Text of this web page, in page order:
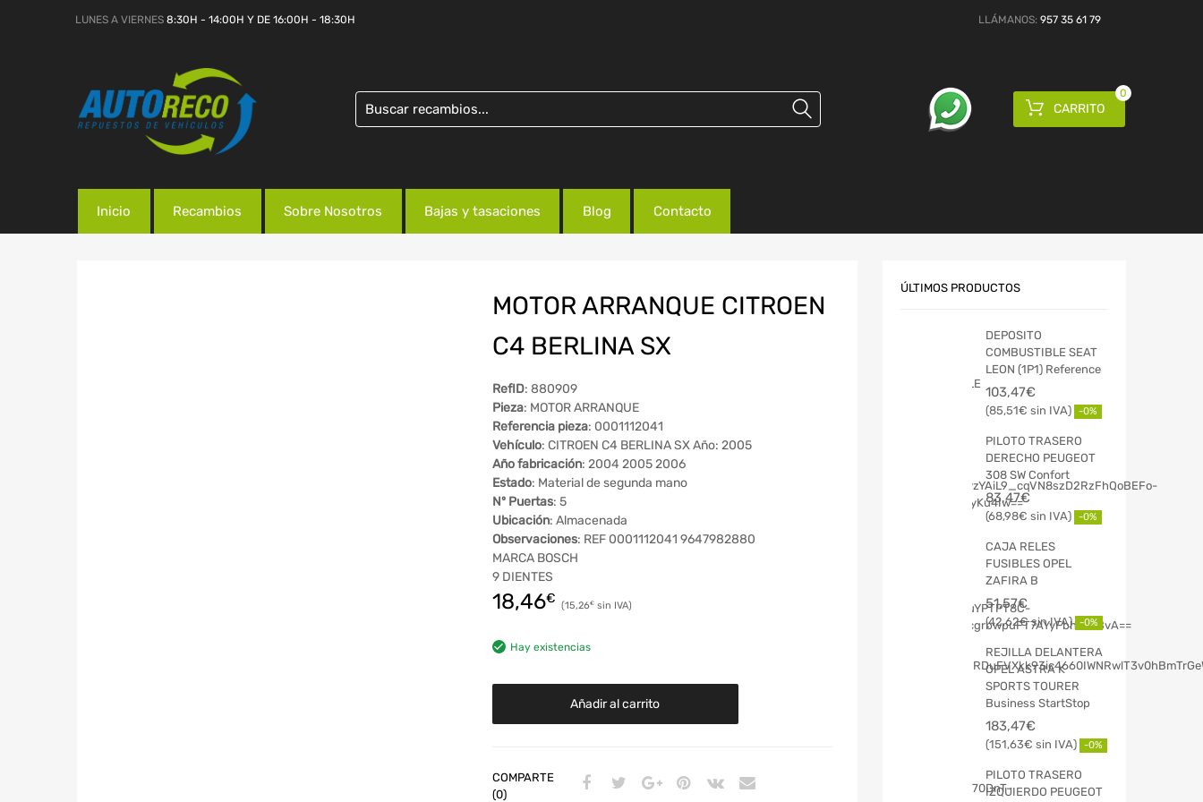
LUNES A VIERNES 8:30H - 14:00H Y DE 16:00H - 18:30H LLÁMANOS: 957 35 61 79
CARRITO
0
Inicio Recambios Sobre Nosotros Bajas y tasaciones Blog Contacto
MOTOR ARRANQUE CITROEN
C4 BERLINA SX
RefID: 880909
Pieza: MOTOR ARRANQUE
Referencia pieza: 0001112041
Vehículo: CITROEN C4 BERLINA SX Año: 2005
Año fabricación: 2004 2005 2006
Estado: Material de segunda mano
Nº Puertas: 5
Ubicación: Almacenada
Observaciones: REF 0001112041 9647982880
MARCA BOSCH
9 DIENTES
18,46€ 15,26€
Hay existencias
Añadir al carrito
COMPARTE
(0)
ÚLTIMOS PRODUCTOS
DEPOSITO
COMBUSTIBLE SEAT
LEON (1P1) Reference
103,47€
85,51€ -0%
PILOTO TRASERO
DERECHO PEUGEOT
308 SW Confort
83,47€
68,98€ -0%
CAJA RELES
FUSIBLES OPEL
ZAFIRA B
51,57€
42,62€ -0%
REJILLA DELANTERA
OPEL ASTRA K
SPORTS TOURER
Business StartStop
183,47€
151,63€ -0%
PILOTO TRASERO
IZQUIERDO PEUGEOT